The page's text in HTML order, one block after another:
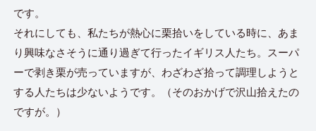
です。
それにしても、私たちが熱心に栗拾いをしている時に、あま
り興味なさそうに通り過ぎて行ったイギリス人たち。スーパ
ーで剥き栗が売っていますが、わざわざ拾って調理しようと
する人たちは少ないようです。（そのおかげで沢山拾えたの
ですが。）